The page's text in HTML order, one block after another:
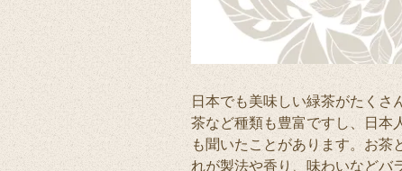
日本でも美味しい緑茶がたくさ
茶など種類も豊富ですし、日本
も聞いたことがあります。お
れが製法や香り、味わいなどバ